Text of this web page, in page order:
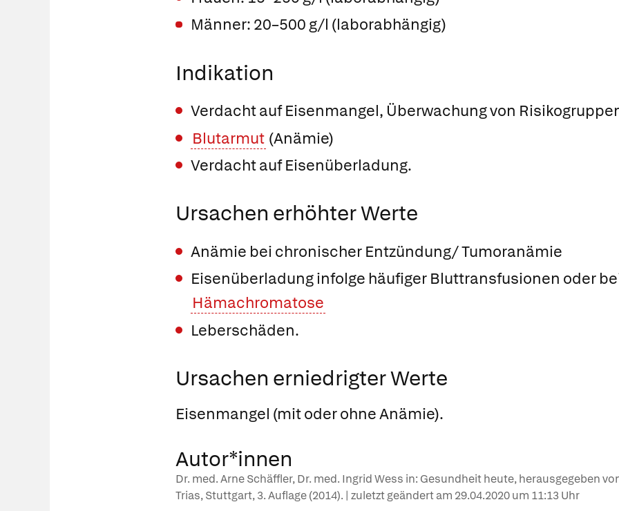
Männer: 20–500 g/l (laborabhängig)
Indikation
Verdacht auf Eisenmangel, Überwachung von
Blutarmut (Anämie)
Verdacht auf Eisenüberladung.
Ursachen erhöhter Werte
Anämie bei chronischer Entzündung/ Tumoranämie
Eisenüberladung infolge häufiger Bluttransfusionen oder
Hämachromatose
Leberschäden.
Ursachen erniedrigter Werte
Eisenmangel (mit oder ohne Anämie).
Autor*innen
Dr. med. Arne Schäffler, Dr. med. Ingrid Wess in: Gesundheit heute, herausgegeben
Trias, Stuttgart, 3. Auflage (2014). | zuletzt geändert am 29.04.2020um 11:13 Uhr